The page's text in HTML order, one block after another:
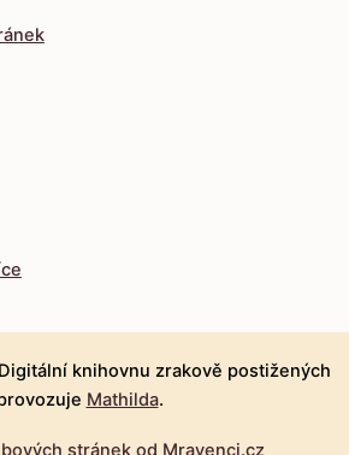
Digitální knihovnu zrakově postižených
Mathilda.